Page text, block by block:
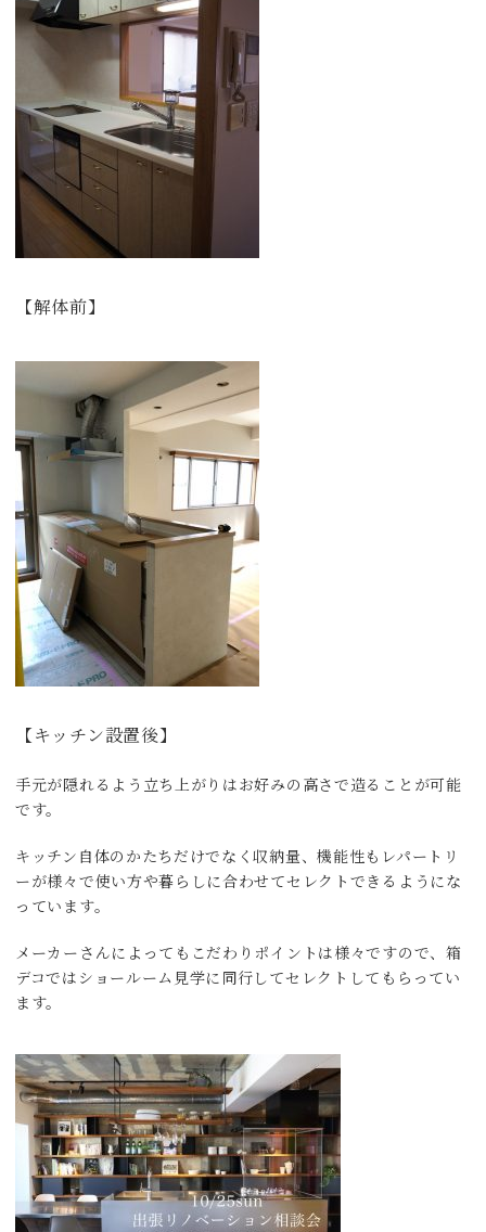
【解体前】
【キッチン設置後】
手元が隠れるよう立ち上がりはお好みの高さで造ることが可能
です。
キッチン自体のかたちだけでなく収納量、機能性もレパートリ
ーが様々で使い方や暮らしに合わせてセレクトできるようにな
っています。
メーカーさんによってもこだわりポイントは様々ですので、箱
デコではショールーム見学に同行してセレクトしてもらってい
ます。